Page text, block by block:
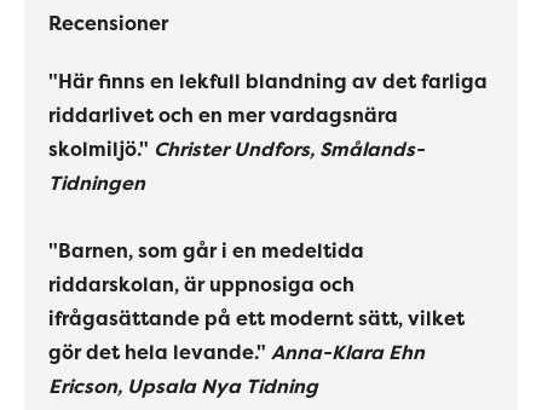
Recensioner
"Här finns en lekfull blandning av det farliga
riddarlivet och en mer vardagsnära
skolmiljö." Christer Undfors, Smålands-
Tidningen
"Barnen, som går i en medeltida
riddarskolan, är uppnosiga och
ifrågasättande på ett modernt sätt, vilket
gör det hela levande." Anna-Klara Ehn
Ericson, Upsala Nya Tidning